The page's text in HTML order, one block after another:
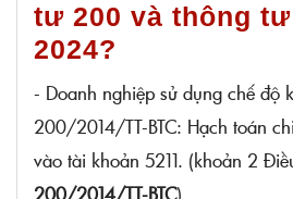
tư 200 và thông tư
2024?
- Doanh nghiệp sử dụng chế độ
200/2014/TT-BTC: Hạch toán
vào tài khoản 5211. (khoản 2